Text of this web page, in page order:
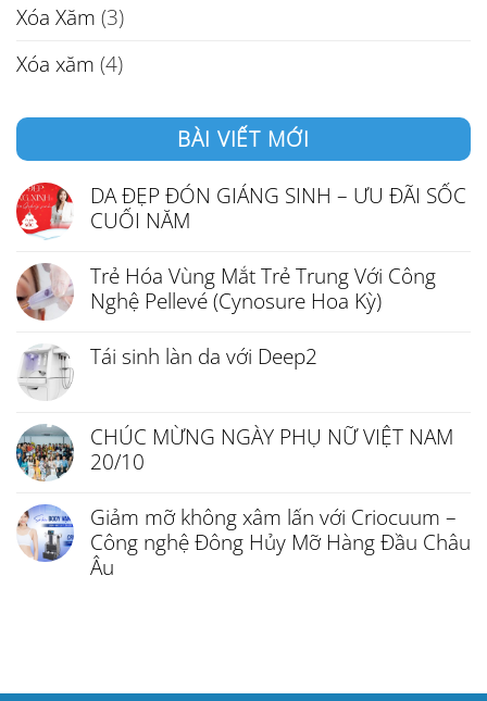
Xóa Xăm (3)
Xóa xăm (4)
BÀI VIẾT MỚI
DA ĐẸP ĐÓN GIÁNG SINH – ƯU ĐÃI SỐC
CUỐI NĂM
Trẻ Hóa Vùng Mắt Trẻ Trung Với Công
Nghệ Pellevé (Cynosure Hoa Kỳ)
Tái sinh làn da với Deep2
CHÚC MỪNG NGÀY PHỤ NỮ VIỆT NAM
20/10
Giảm mỡ không xâm lấn với Criocuum –
Công nghệ Đông Hủy Mỡ Hàng Đầu Châu
Âu